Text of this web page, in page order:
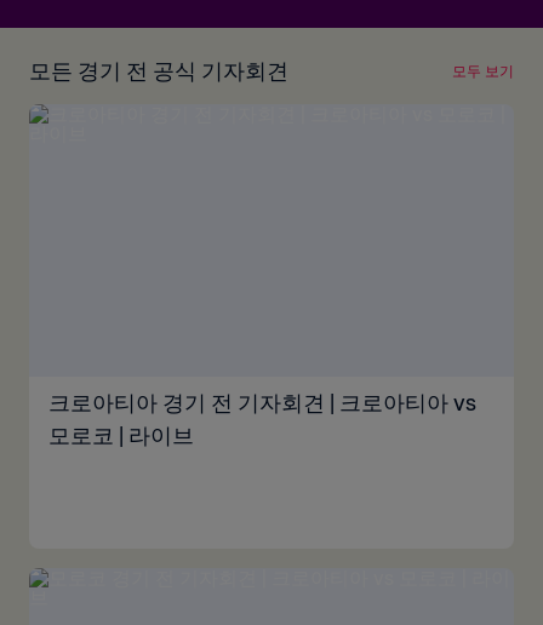
모든 경기 전 공식 기자회견 모두 보기
크로아티아 경기 전 기자회견 | 크로아티아 vs
모로코 | 라이브